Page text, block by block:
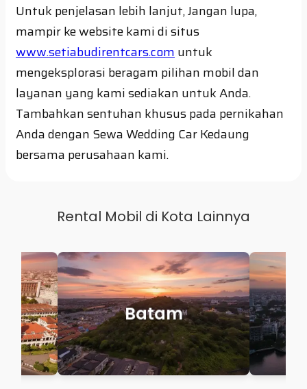
Untuk penjelasan lebih lanjut, Jangan lupa,
mampir ke website kami di situs
www.setiabudirentcars.comuntuk
mengeksplorasi beragam pilihan mobil dan
layanan yang kami sediakan untuk Anda.
Tambahkan sentuhan khusus pada pernikahan
Anda dengan Sewa Wedding Car Kedaung
bersama perusahaan kami.
Rental Mobil di Kota Lainnya
Makassar